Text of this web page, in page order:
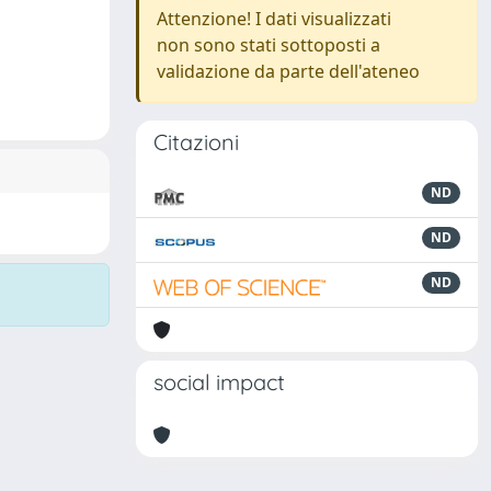
Attenzione! I dati visualizzati
non sono stati sottoposti a
validazione da parte dell'ateneo
Citazioni
ND
ND
ND
social impact